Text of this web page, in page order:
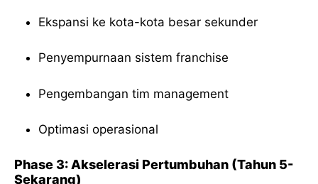
Ekspansi ke kota-kota besar sekunder
Penyempurnaan sistem franchise
Pengembangan tim management
Optimasi operasional
Phase 3: Akselerasi Pertumbuhan (Tahun 5-
Sekarang)